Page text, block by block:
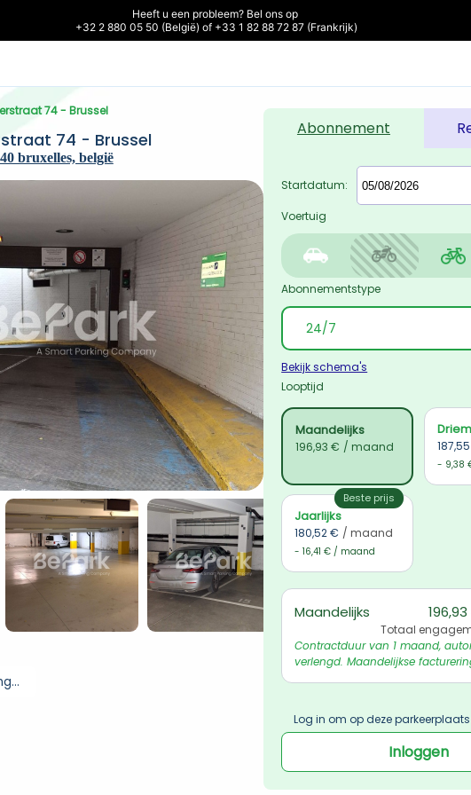
Heeft u een probleem? Bel ons op
+32 2 880 05 50 (België) of +33 1 82 88 72 87 (Frankrijk)
74 - Brussel
74 - Brussel
bruxelles, belgië
ophalen
Abonnement
Startdatum:
Voertuig
Abonnementstype
Bekijk schema's
Looptijd
Maandelijks
196,93 € / maand
- 9,38
Beste prijs
Jaarlijks
180,52 € / maand
- 16,41 € / maand
Maandelijks
Totaal
Contractduur van 1 maand,
verlengd. Maandelijkse
Log in om op deze
Inloggen